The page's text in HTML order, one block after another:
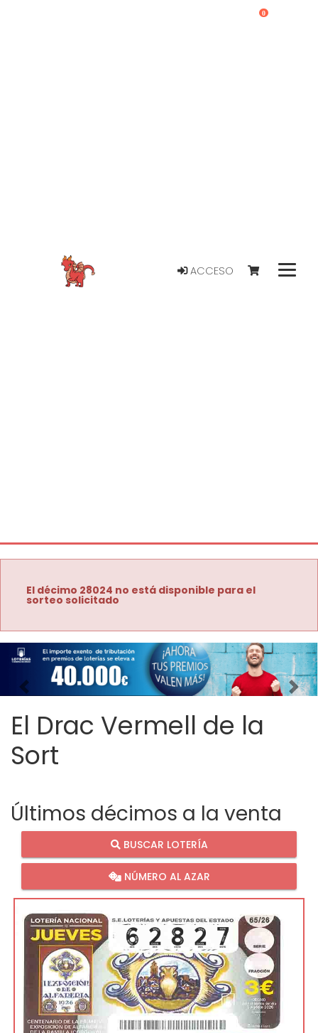
ACCESO
0
El décimo 28024 no está disponible para el
sorteo solicitado
Imagen anterior
El Drac Vermell de la
Sort
Últimos décimos a la venta
BUSCAR LOTERÍA
NÚMERO AL AZAR